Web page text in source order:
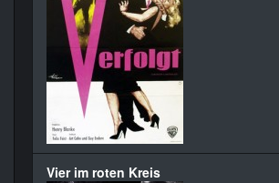
Vier im roten Kreis